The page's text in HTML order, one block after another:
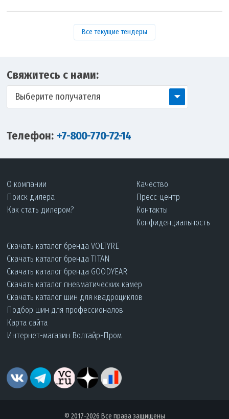
Все текущие тендеры
Свяжитесь с нами:
Выберите получателя
Телефон: +7-800-770-72-14
О компании
Поиск дилера
Как стать дилером?
Качество
Пресс-центр
Контакты
Конфиденциальность
Скачать каталог бренда VOLTYRE
Скачать каталог бренда TITAN
Скачать каталог бренда GOODYEAR
Скачать каталог пневматических камер
Скачать каталог шин для квадроциклов
Подбор шин для профессионалов
Карта сайта
Интернет-магазин Волтайр-Пром
© 2017-2026 Все права защищены